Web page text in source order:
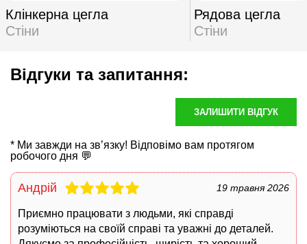
Клінкерна цегла
Стіни
Рядова цегла
Стіни
Відгуки та запитання:
ЗАЛИШИТИ ВІДГУК
* Ми завжди на зв’язку! Відповімо вам протягом
робочого дня 💬
Андрій 19 травня 2026
Приємно працювати з людьми, які справді
розуміються на своїй справі та уважні до деталей.